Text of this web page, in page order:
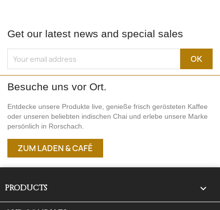
Get our latest news and special sales
Besuche uns vor Ort.
Entdecke unsere Produkte live, genieße frisch gerösteten Kaffee
oder unseren beliebten indischen Chai und erlebe unsere Marke
persönlich in Rorschach.
ZUM LADEN & CAFÉ
PRODUCTS 